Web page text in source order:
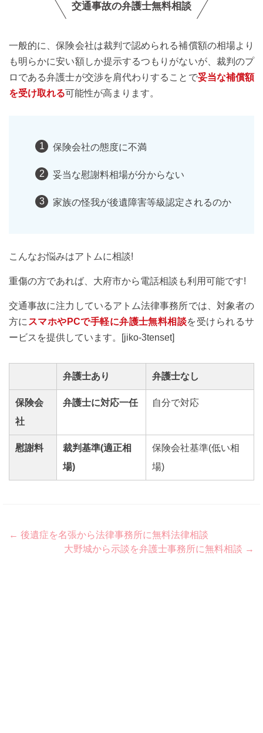
交通事故の弁護士無料相談
一般的に、保険会社は裁判で認められる補償額の相場より
も明らかに安い額しか提示するつもりがないが、裁判のプ
ロである弁護士が交渉を肩代わりすることで妥当な補償額
を受け取れる可能性が高まります。
保険会社の態度に不満
妥当な慰謝料相場が分からない
家族の怪我が後遺障害等級認定されるのか
こんなお悩みはアトムに相談!
重傷の方であれば、大府市から電話相談も利用可能です!
交通事故に注力しているアトム法律事務所では、対象者の
方に スマホやPCで手軽に弁護士無料相談を受けられるサ
ービスを提供しています。[jiko-3tenset]
弁護士あり 弁護士なし
保険会
社
弁護士に対応一任 自分で対応
慰謝料
裁判基準(適正相
場)
保険会社基準(低い相
場)
Post
navigation
← 後遺症を名張から法律事務所に無料法律相談
大野城から示談を弁護士事務所に無料相談 →